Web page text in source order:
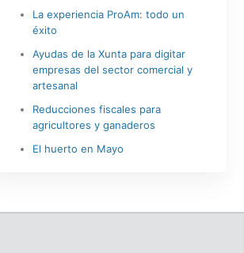
La experiencia ProAm: todo un
éxito
Ayudas de la Xunta para digitar
empresas del sector comercial y
artesanal
Reducciones fiscales para
agricultores y ganaderos
El huerto en Mayo